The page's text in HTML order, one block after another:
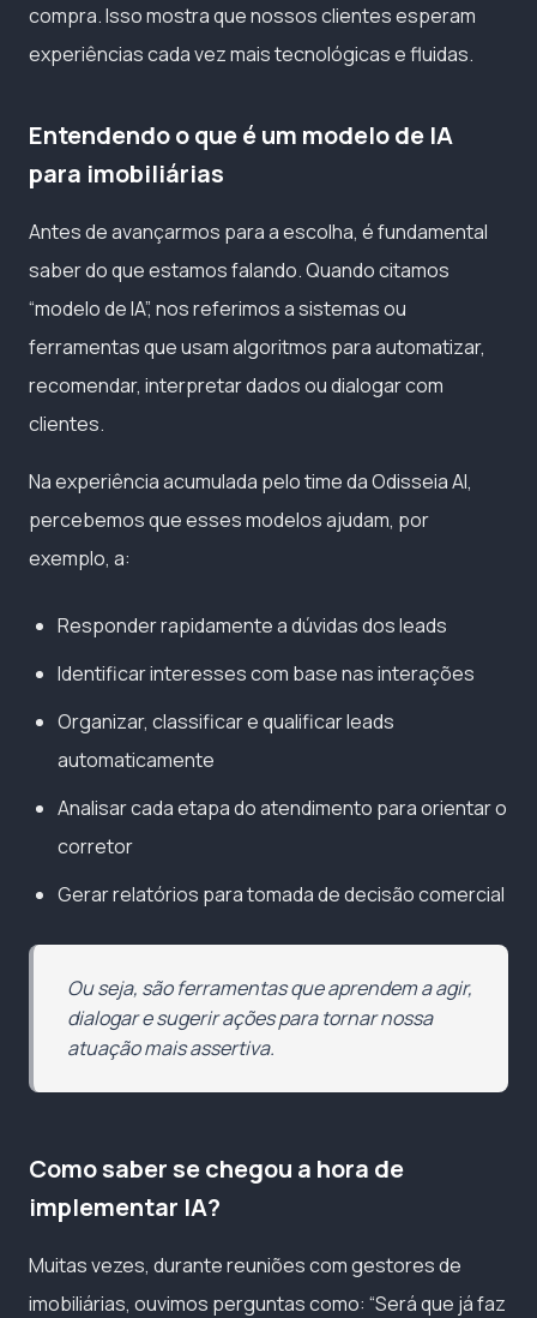
compra. Isso mostra que nossos clientes esperam
experiências cada vez mais tecnológicas e fluidas.
Entendendo o que é um modelo de IA
para imobiliárias
Antes de avançarmos para a escolha, é fundamental
saber do que estamos falando. Quando citamos
“modelo de IA”, nos referimos a sistemas ou
ferramentas que usam algoritmos para automatizar,
recomendar, interpretar dados ou dialogar com
clientes.
Na experiência acumulada pelo time da Odisseia AI,
percebemos que esses modelos ajudam, por
exemplo, a:
Responder rapidamente a dúvidas dos leads
Identificar interesses com base nas interações
Organizar, classificar e qualificar leads
automaticamente
Analisar cada etapa do atendimento para orientar o
corretor
Gerar relatórios para tomada de decisão comercial
Ou seja, são ferramentas que aprendem a agir,
dialogar e sugerir ações para tornar nossa
atuação mais assertiva.
Como saber se chegou a hora de
implementar IA?
Muitas vezes, durante reuniões com gestores de
imobiliárias, ouvimos perguntas como: “Será que já faz